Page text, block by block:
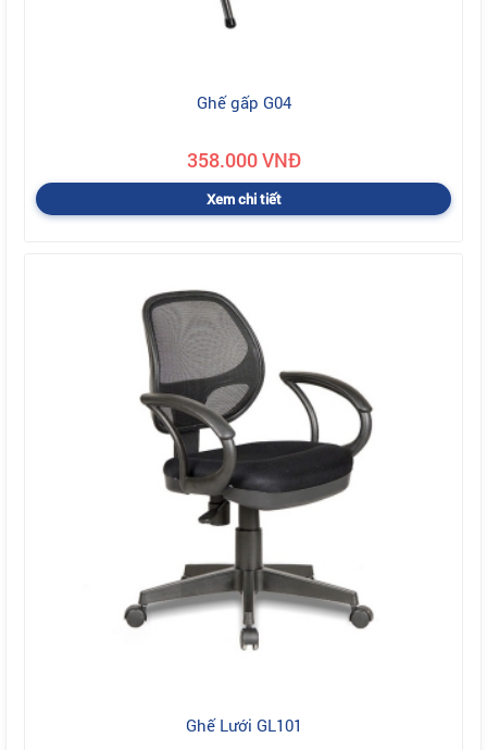
Ghế gấp G04
358.000 VNĐ
Xem chi tiết
Ghế Lưới GL101